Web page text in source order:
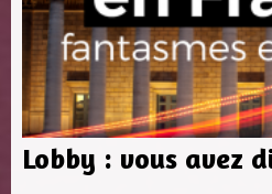
Lobby : vous avez